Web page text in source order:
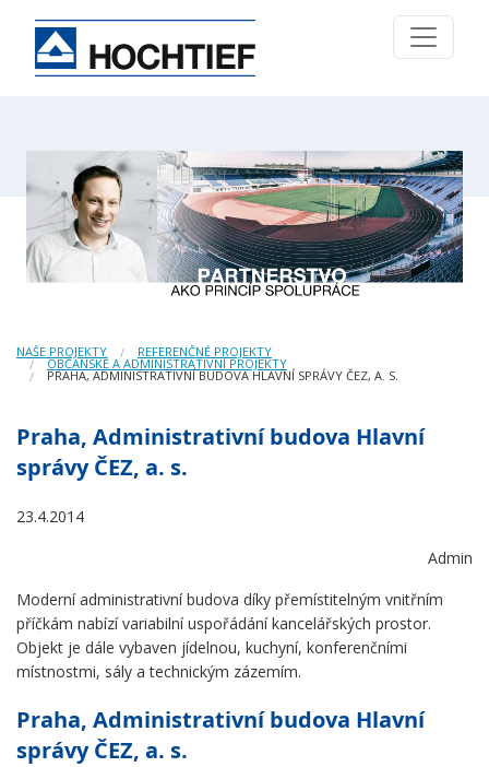
NAŠE PROJEKTY REFERENČNÉ PROJEKTY
OBČANSKÉ A ADMINISTRATIVNÍ PROJEKTY
PRAHA, ADMINISTRATIVNÍ BUDOVA HLAVNÍ SPRÁVY ČEZ, A. S.
Praha, Administrativní budova Hlavní
správy ČEZ, a. s.
23.4.2014
Admin
Moderní administrativní budova díky přemístitelným vnitřním
příčkám nabízí variabilní uspořádání kancelářských prostor.
Objekt je dále vybaven jídelnou, kuchyní, konferenčními
místnostmi, sály a technickým zázemím.
Praha, Administrativní budova Hlavní
správy ČEZ, a. s.